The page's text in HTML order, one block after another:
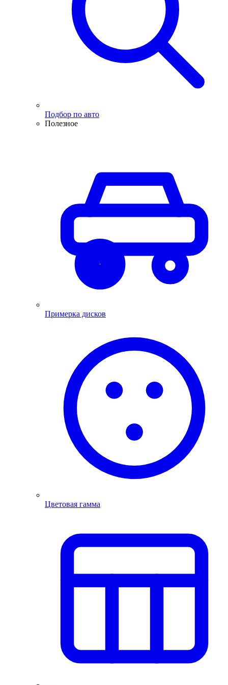
Подбор по авто
Полезное
Примерка дисков
Цветовая гамма